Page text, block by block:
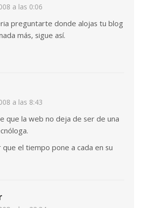
a las 0:06
preguntarte donde alojas tu blog
más, sigue así.
a las 8:43
que la web no deja de ser de una
que el tiempo pone a cada en su